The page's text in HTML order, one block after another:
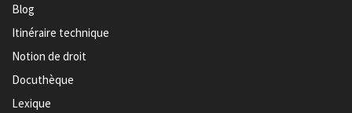
Blog
Itinéraire technique
Notion de droit
Docuthèque
Lexique